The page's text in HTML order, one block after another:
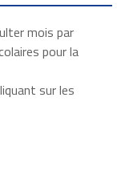
mois par
pour la
sur les